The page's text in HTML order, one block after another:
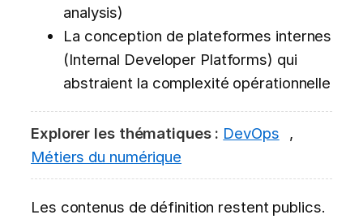
analysis)
La conception de plateformes internes
(Internal Developer Platforms) qui
abstraient la complexité opérationnelle
Explorer les thématiques : DevOps
,
Métiers du numérique
Les contenus de définition restent publics.